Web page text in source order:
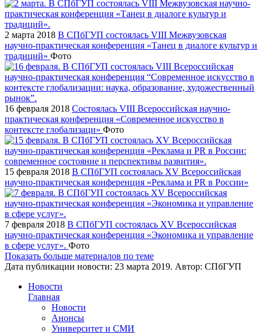
2 марта 2018 В СПбГУП состоялась VIII Межвузовская
научно-практическая конференция «Танец в диалоге культур и
традиций» Фото
16 февраля 2018 Состоялась VIII Всероссийская научно-
практическая конференция «Современное искусство в
контексте глобализаци» Фото
15 февраля 2018 В СПбГУП состоялась XV Всероссийская
научно-практическая конференция «Реклама и PR в России»
7 февраля 2018 В СПбГУП состоялась XV Всероссийская
научно-практическая конференция «Экономика и управление
в сфере услуг». Фото
Показать больше материалов по теме
Дата публикации новости: 23 марта 2019. Автор: СПбГУП
Новости
Главная
Новости
Анонсы
Университет и СМИ